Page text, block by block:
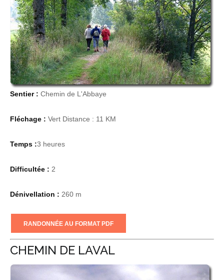
Sentier : Chemin de L'Abbaye
Fléchage : Vert Distance : 11 KM
Temps :3 heures
Difficultée : 2
Dénivellation : 260 m
RANDONNÉE AU FORMAT PDF
CHEMIN DE LAVAL